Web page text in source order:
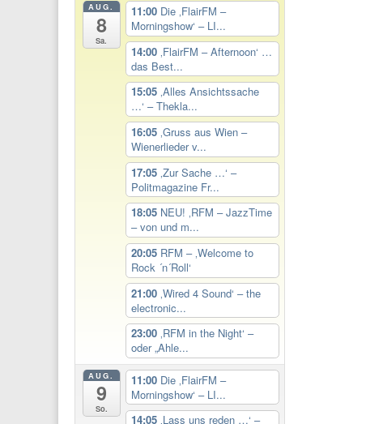
AUG.
8
Sa.
11:00 Die ‚FlairFM –
Morningshow‘ – LI...
14:00 ‚FlairFM – Afternoon‘ …
das Best...
15:05 ‚Alles Ansichtssache
…‘ – Thekla...
16:05 ‚Gruss aus Wien –
Wienerlieder v...
17:05 ‚Zur Sache …‘ –
Politmagazine Fr...
18:05 NEU! ‚RFM – JazzTime
– von und m...
20:05 RFM – ‚Welcome to
Rock ´n´Roll‘
21:00 ‚Wired 4 Sound‘ – the
electronic...
23:00 ‚RFM in the Night‘ –
oder „Ahle...
AUG.
9
So.
11:00 Die ‚FlairFM –
Morningshow‘ – LI...
14:05 ‚Lass uns reden …‘ –